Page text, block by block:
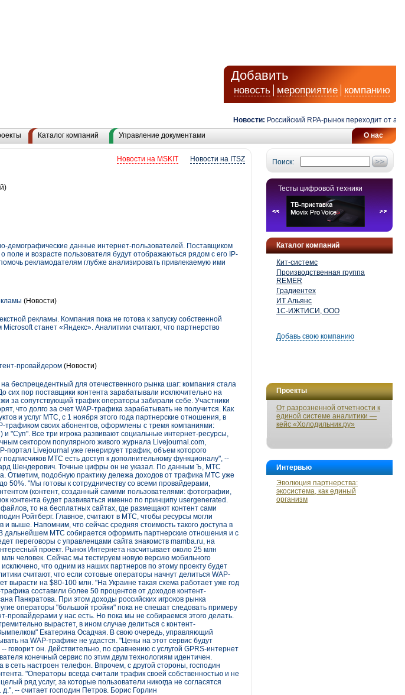
Добавить
новость мероприятие компанию
Новости: Российский RPA-рынок переходит от
О нас
Каталог компаний Управление документами
Поиск:
Тесты цифровой техники
Каталог компаний
Кит-системс
Производственная группа
REMER
Градиентех
ИТ Альянс
1С-ИЖТИСИ, ООО
Добавь свою компанию
Проекты
От разрозненной отчетности к
единой системе аналитики —
кейс «Холодильник.ру»
Интервью
Эволюция партнерства:
экосистема, как единый
организм
Новости на ITSZ
Новости на MSKIT
демографические данные интернет-пользователей. Поставщиком
и возрасте пользователя будут отображаються рядом с его IP-
рекламодателям глубже анализировать привлекаемую ими
(Новости)
рекламы. Компания пока не готова к запуску собственной
станет «Яндекс». Аналитики считают, что партнерство
провайдером (Новости)
для отечественного рынка шаг: компания стала
сих пор поставщики контента зарабатывали исключительно на
за сопутствующий трафик операторы забирали себе. Участники
что долго за счет WAP-трафика зарабатывать не получится. Как
и услуг МТС, с 1 ноября этого года партнерские отношения, в
трафиком своих абонентов, оформлены с тремя компаниями:
"Суп". Все три игрока развивают социальные интернет-ресурсы,
сектором популярного живого журнала Livejournal.com,
Livejournal уже генерирует трафик, объем которого
МТС есть доступ к дополнительному функционалу", --
Шендерович. Точные цифры он не указал. По данным Ъ, МТС
Отметим, подобную практику дележа доходов от трафика МТС уже
50%. "Мы готовы к сотрудничеству со всеми провайдерами,
(контент, созданный самими пользователями: фотографии,
контента будет развиваться именно по принципу usergenerated.
то на бесплатных сайтах, где размещают контент сами
Ройтберг. Главное, считают в МТС, чтобы ресурсы могли
выше. Напомним, что сейчас средняя стоимость такого доступа в
дальнейшем МТС собирается оформить партнерские отношения и с
переговоры с управленцами сайта знакомств mamba.ru, на
проект. Рынок Интернета насчитывает около 25 млн
человек. Сейчас мы тестируем новую версию мобильного
что одним из наших партнеров по этому проекту будет
считают, что если сотовые операторы начнут делиться WAP-
вырасти на $80-100 млн. "На Украине такая схема работает уже год
составили более 50 процентов от доходов контент-
Панкратова. При этом доходы российских игроков рынка
операторы "большой тройки" пока не спешат следовать примеру
провайдерами у нас есть. Но пока мы не собираемся этого делать.
вырастет, в ином случае делиться с контент-
Екатерина Осадчая. В свою очередь, управляющий
на WAP-трафике не удастся. "Цены на этот сервис будут
он. Действительно, по сравнению с услугой GPRS-интернет
конечный сервис по этим двум технологиям идентичен.
сеть настроен телефон. Впрочем, с другой стороны, господин
"Операторы всегда считали трафик своей собственностью и не
ряд услуг, за которые пользователи никогда не согласятся
-- считает господин Петров. Борис Горлин